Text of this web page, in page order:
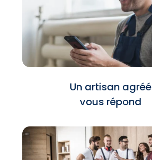
Un artisan agréé
vous répond